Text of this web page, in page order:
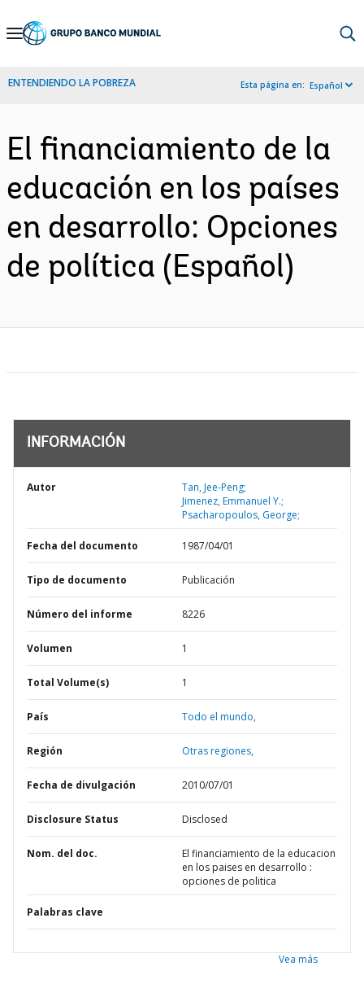
Skip
Navigation
ENTENDIENDO LA POBREZA Esta página en: Español
El financiamiento de la
educación en los países
en desarrollo: Opciones
de política (Español)
INFORMACIÓN
Autor
Tan, Jee-Peng;
Jimenez, Emmanuel Y.;
Psacharopoulos, George;
Fecha del documento 1987/04/01
Tipo de documento Publicación
Número del informe 8226
Volumen 1
Total Volume(s) 1
País Todo el mundo,
Región Otras regiones,
Fecha de divulgación 2010/07/01
Disclosure Status Disclosed
Nom. del doc.
El financiamiento de la educacion
en los paises en desarrollo :
opciones de politica
Palabras clave
Vea más